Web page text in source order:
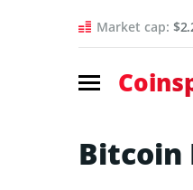
Market cap:
Bitcoin